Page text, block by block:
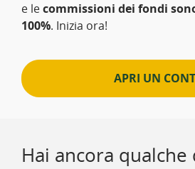
e lecommissioni dei fondi
100%. Inizia ora!
APRI UN
Hai ancora qualche